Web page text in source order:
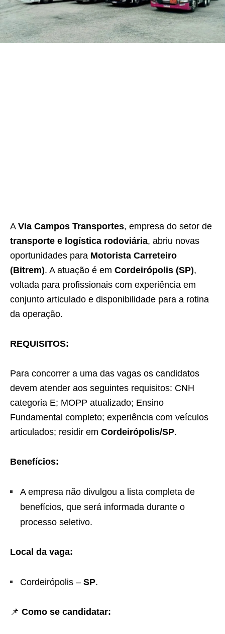
A Via Campos Transportes, empresa do setor de
transporte e logística rodoviária, abriu novas
oportunidades para Motorista Carreteiro
(Bitrem). A atuação é em Cordeirópolis (SP),
voltada para profissionais com experiência em
conjunto articulado e disponibilidade para a rotina
da operação.
REQUISITOS:
Para concorrer a uma das vagas os candidatos
devem atender aos seguintes requisitos: CNH
categoria E; MOPP atualizado; Ensino
Fundamental completo; experiência com veículos
articulados; residir em Cordeirópolis/SP.
Benefícios:
A empresa não divulgou a lista completa de
benefícios, que será informada durante o
processo seletivo.
Local da vaga:
Cordeirópolis – SP.
📌 Como se candidatar: